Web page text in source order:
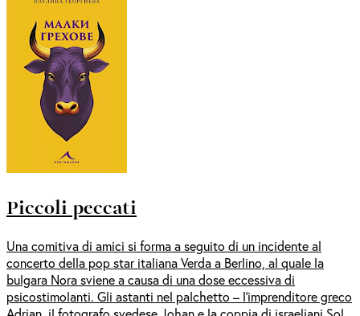
Piccoli peccati
Una comitiva di amici si forma a seguito di un incidente al
concerto della pop star italiana Verda a Berlino, al quale la
bulgara Nora sviene a causa di una dose eccessiva di
psicostimolanti. Gli astanti nel palchetto – l’imprenditore greco